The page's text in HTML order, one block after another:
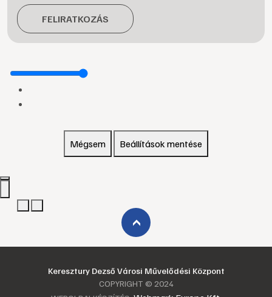
FELIRATKOZÁS
Mégsem Beállítások mentése
›
Keresztury Dezső Városi Művelődési Központ
COPYRIGHT © 2024